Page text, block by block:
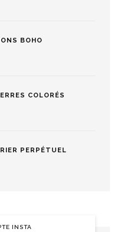
BOHO
COLORÉS
PERPÉTUEL
INSTA